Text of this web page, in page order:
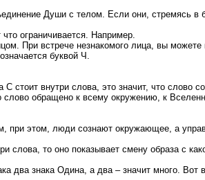
Души с телом. Если они, стремясь
ограничивается. Например.
При встрече незнакомого лица, вы можете
буквой Ч.
внутри слова, это значит, что слово
обращено к всему окружению, к
этом, люди сознают окружающее, а
то оно показывает смену образа с
два знака Одина, а два – значит много. Вот